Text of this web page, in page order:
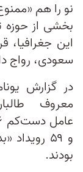
نو را هم
بخشی از حوزه
این
سعودی، رواج
در گزارش
معروف
و ۵۹
بودند.